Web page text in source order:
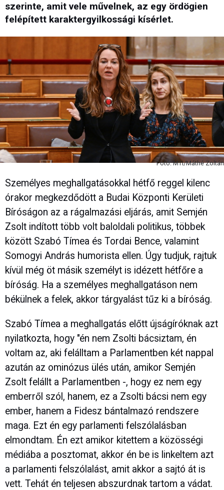
szerinte, amit vele művelnek, az egy ördögien
felépített karaktergyilkossági kísérlet.
Fotó: MTI/Máthé Zoltán
Személyes meghallgatásokkal hétfő reggel kilenc
órakor megkezdődött a Budai Központi Kerületi
Bíróságon az a rágalmazási eljárás, amit Semjén
Zsolt indított több volt baloldali politikus, többek
között Szabó Tímea és Tordai Bence, valamint
Somogyi András humorista ellen. Úgy tudjuk, rajtuk
kívül még öt másik személyt is idézett hétfőre a
bíróság. Ha a személyes meghallgatáson nem
békülnek a felek, akkor tárgyalást tűz ki a bíróság.
Szabó Tímea a meghallgatás előtt újságíróknak azt
nyilatkozta, hogy "én nem Zsolti bácsiztam, én
voltam az, aki felálltam a Parlamentben két nappal
azután az ominózus ülés után, amikor Semjén
Zsolt felállt a Parlamentben -, hogy ez nem egy
emberről szól, hanem, ez a Zsolti bácsi nem egy
ember, hanem a Fidesz bántalmazó rendszere
maga. Ezt én egy parlamenti felszólalásban
elmondtam. Én ezt amikor kitettem a közösségi
médiába a posztomat, akkor én be is linkeltem azt
a parlamenti felszólalást, amit akkor a sajtó át is
vett. Tehát én teljesen abszurdnak tartom a vádat.